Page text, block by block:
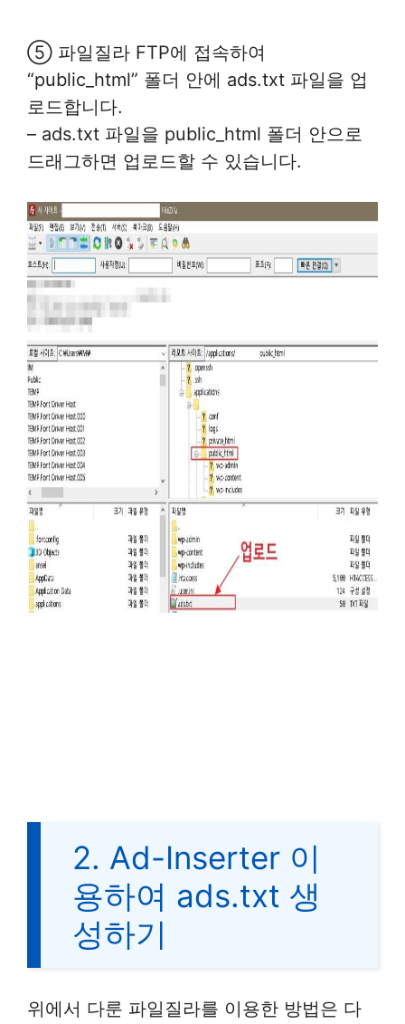
⑤ 파일질라 FTP에 접속하여
“public_html” 폴더 안에 ads.txt 파일을 업
로드합니다.
– ads.txt 파일을 public_html 폴더 안으로
드래그하면 업로드할 수 있습니다.
2. Ad-Inserter 이
용하여 ads.txt 생
성하기
위에서 다룬 파일질라를 이용한 방법은 다